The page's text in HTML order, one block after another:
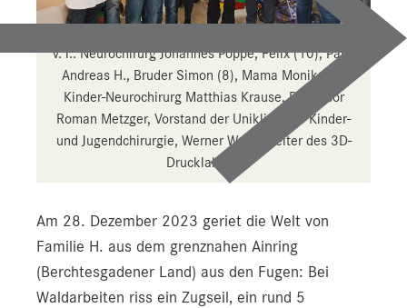
v. l.: Neurochirurg Johannes Pöppe, Felix (10), Papa
Andreas H., Bruder Simon (8), Mama Monika H.,
Kinder-Neurochirurg Matthias Krause, Professor
Roman Metzger, Vorstand der Uniklinik für Kinder-
und Jugendchirurgie, Werner Wurm, Leiter des 3D-
Drucklabors.
Am 28. Dezember 2023 geriet die Welt von
Familie H. aus dem grenznahen Ainring
(Berchtesgadener Land) aus den Fugen: Bei
Waldarbeiten riss ein Zugseil, ein rund 5